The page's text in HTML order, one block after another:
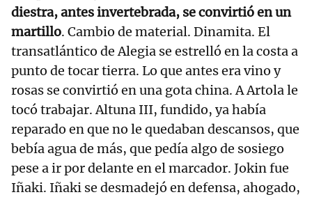
diestra, antes invertebrada, se convirtió en un
martillo. Cambio de material. Dinamita. El
transatlántico de Alegia se estrelló en la costa a
punto de tocar tierra. Lo que antes era vino y
rosas se convirtió en una gota china. A Artola le
tocó trabajar. Altuna III, fundido, ya había
reparado en que no le quedaban descansos, que
bebía agua de más, que pedía algo de sosiego
pese a ir por delante en el marcador. Jokin fue
Iñaki. Iñaki se desmadejó en defensa, ahogado,